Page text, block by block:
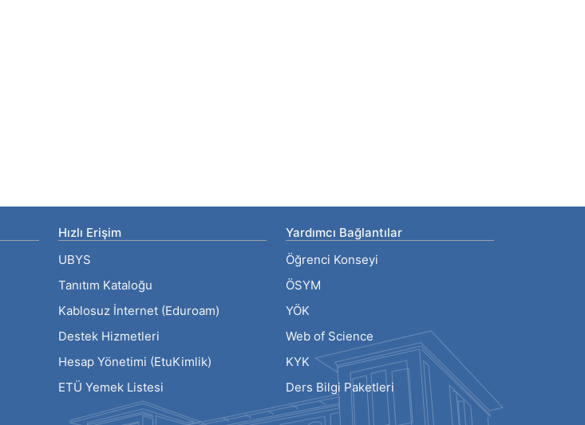
Hızlı Erişim
UBYS
Tanıtım Kataloğu
Kablosuz İnternet (Eduroam)
Destek Hizmetleri
Hesap Yönetimi (EtuKimlik)
ETÜ Yemek Listesi
Yardımcı Bağlantılar
Öğrenci Konseyi
ÖSYM
YÖK
Web of Science
KYK
Ders Bilgi Paketleri